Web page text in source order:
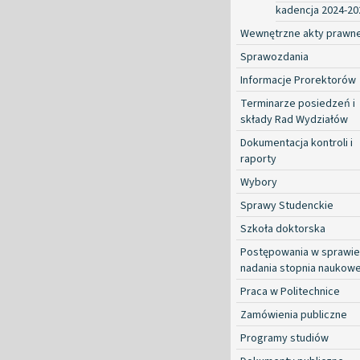
kadencja 2024-
Wewnętrzne akty
Sprawozdania
Informacje Prorektorów
Terminarze posiedzeń i
składy Rad Wydziałów
Dokumentacja kontroli i
raporty
Wybory
Sprawy Studenckie
Szkoła doktorska
Postępowania w sprawie
nadania stopnia
Praca w Politechnice
Zamówienia publiczne
Programy studiów